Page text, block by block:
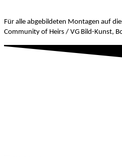
Für alle abgebildeten Montagen auf
Community of Heirs / VG Bild-Kunst,